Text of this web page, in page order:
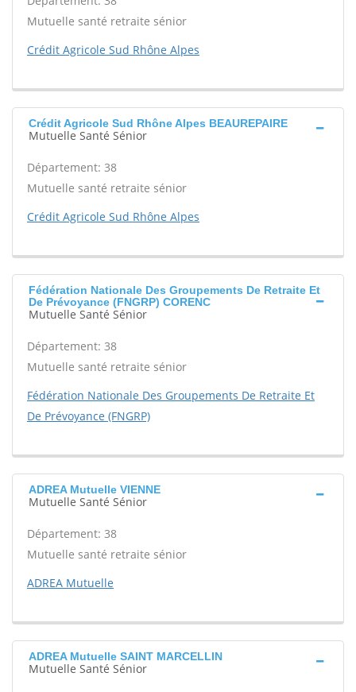
Mutuelle santé retraite sénior
Crédit Agricole Sud Rhône Alpes
Crédit Agricole Sud Rhône Alpes BEAUREPAIRE
Mutuelle Santé Sénior
Département: 38
Mutuelle santé retraite sénior
Crédit Agricole Sud Rhône Alpes
Fédération Nationale Des Groupements De Retraite Et
De Prévoyance (FNGRP) CORENC
Mutuelle Santé Sénior
Département: 38
Mutuelle santé retraite sénior
Fédération Nationale Des Groupements De Retraite Et
De Prévoyance (FNGRP)
ADREA Mutuelle VIENNE
Mutuelle Santé Sénior
Département: 38
Mutuelle santé retraite sénior
ADREA Mutuelle
ADREA Mutuelle SAINT MARCELLIN
Mutuelle Santé Sénior